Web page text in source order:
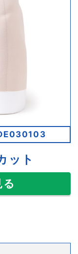
ット